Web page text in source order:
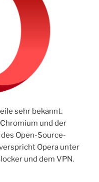
sehr bekannt.
und der
Open-Source-
Opera unter
und dem VPN.